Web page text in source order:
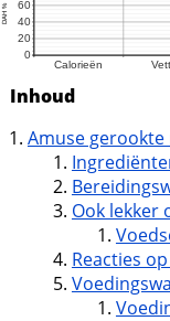
Inhoud
Amuse gerookte
Ook lekker
Reacties